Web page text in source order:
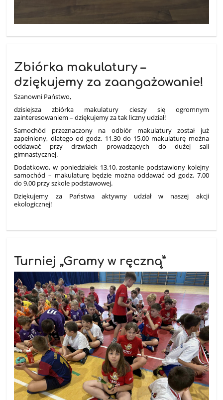
Zbiórka makulatury –
dziękujemy za zaangażowanie!
Szanowni Państwo,
dzisiejsza zbiórka makulatury cieszy się ogromnym
zainteresowaniem – dziękujemy za tak liczny udział!
Samochód przeznaczony na odbiór makulatury został już
zapełniony, dlatego od godz. 11.30 do 15.00 makulaturę można
oddawać przy drzwiach prowadzących do dużej sali
gimnastycznej.
Dodatkowo, w poniedziałek 13.10. zostanie podstawiony kolejny
samochód – makulaturę będzie można oddawać od godz. 7.00
do 9.00 przy szkole podstawowej.
Dziękujemy za Państwa aktywny udział w naszej akcji
ekologicznej!
Turniej „Gramy w ręczną”